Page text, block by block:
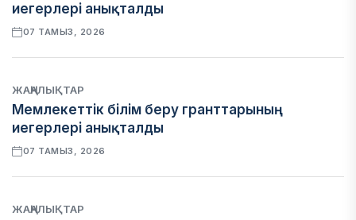
иегерлері анықталды
07 ТАМЫЗ, 2026
ЖАҢАЛЫҚТАР
Мемлекеттік білім беру гранттарының
иегерлері анықталды
07 ТАМЫЗ, 2026
ЖАҢАЛЫҚТАР